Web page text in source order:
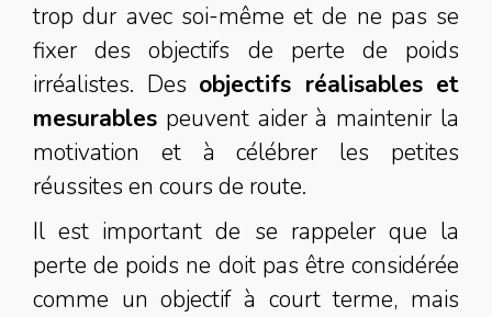
trop dur avec soi-même et de ne pas se
fixer des objectifs de perte de poids
irréalistes. Des objectifs réalisables et
mesurables peuvent aider à maintenir la
motivation et à célébrer les petites
réussites en cours de route.
Il est important de se rappeler que la
perte de poids ne doit pas être considérée
comme un objectif à court terme, mais